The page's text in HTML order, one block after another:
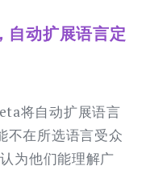
自动扩展语言定
将自动扩展语言
不在所选语言受众
为他们能理解广